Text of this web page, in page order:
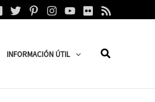
INFORMACIÓN ÚTIL